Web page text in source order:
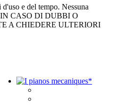
e del tempo. Nessuna
IN CASO DI DUBBI O
A CHIEDERE ULTERIORI